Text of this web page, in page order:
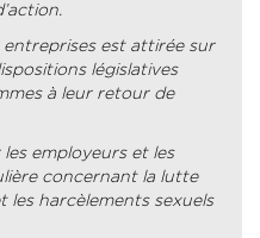
est attirée sur
législatives
à leur retour de
employeurs et les
concernant la lutte
les harcèlements sexuels